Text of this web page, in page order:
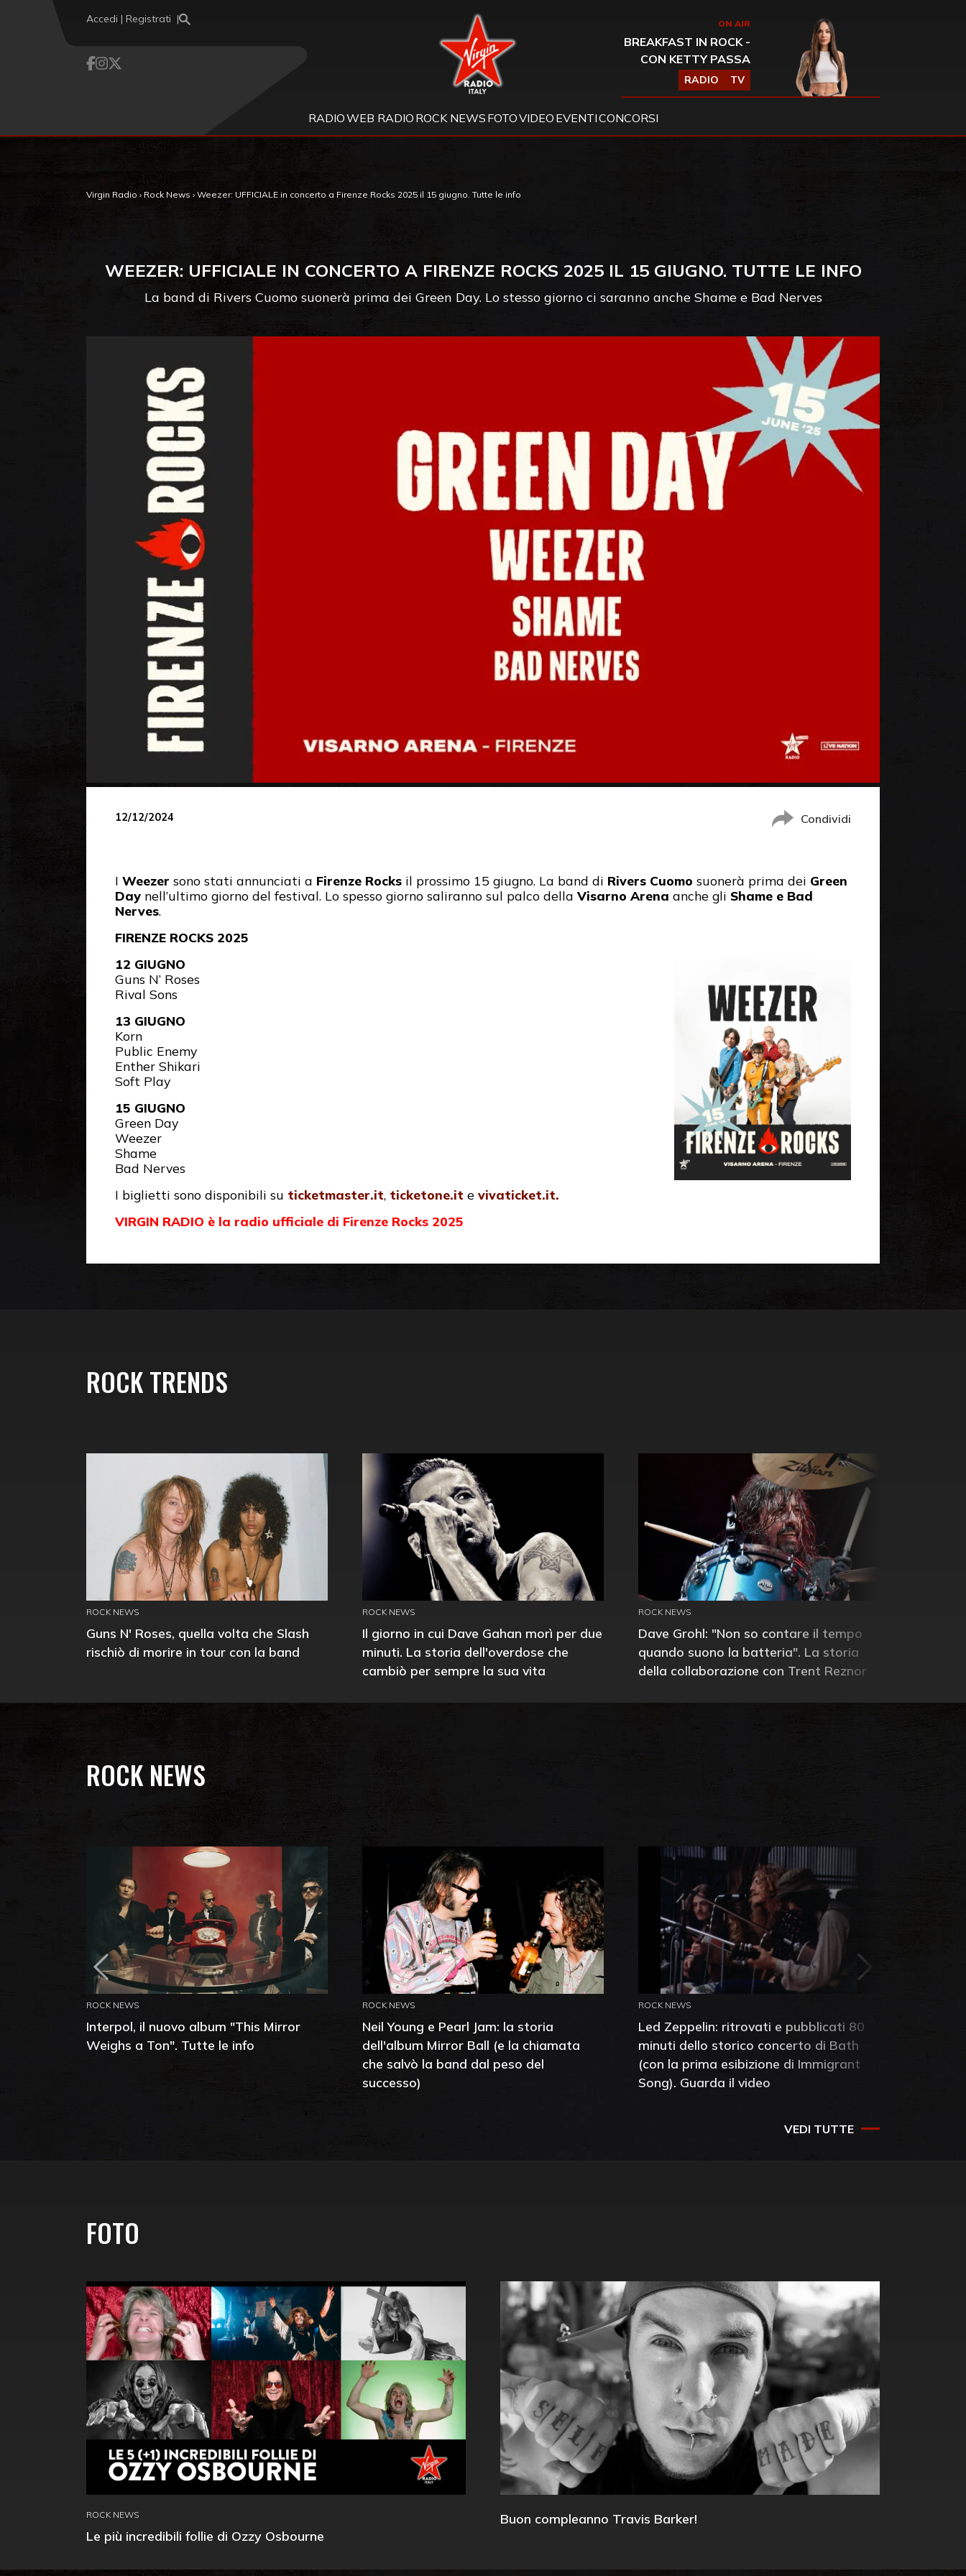
Accedi | Registrati Virgin Radio ON AIR
BREAKFAST IN ROCK -
CON KETTY PASSA
RADIO TV
RADIOWEB RADIO ROCK NEWS FOTOVIDEO EVENTICONCORSI
Virgin Radio › Rock News › Weezer: UFFICIALE in concerto a Firenze Rocks 2025 il 15 giugno. Tutte le info
WEEZER: UFFICIALE IN CONCERTO A FIRENZE ROCKS 2025 IL 15 GIUGNO. TUTTE LE INFO
La band di Rivers Cuomo suonerà prima dei Green Day. Lo stesso giorno ci saranno anche Shame e Bad Nerves
12/12/2024 Condividi
I Weezer sono stati annunciati a Firenze Rocks il prossimo 15 giugno. La band di Rivers Cuomo suonerà prima dei Green
Day nell’ultimo giorno del festival. Lo spesso giorno saliranno sul palco della Visarno Arena anche gli Shame e Bad
Nerves.
FIRENZE ROCKS 2025
12 GIUGNO
Guns N’ Roses
Rival Sons
13 GIUGNO
Korn
Public Enemy
Enther Shikari
Soft Play
15 GIUGNO
Green Day
Weezer
Shame
Bad Nerves
I biglietti sono disponibili su ticketmaster.it, ticketone.it e vivaticket.it.
VIRGIN RADIO è la radio ufficiale di Firenze Rocks 2025
ROCK TRENDS
ROCK NEWS
Guns N' Roses, quella volta che Slash
rischiò di morire in tour con la band
ROCK NEWS
Il giorno in cui Dave Gahan morì per due
minuti. La storia dell'overdose che
cambiò per sempre la sua vita
ROCK NEWS
Dave Grohl: "Non so contare il tempo
quando suono la batteria". La storia
della collaborazione con Trent Reznor
ROCK NEWS
ROCK NEWS
Interpol, il nuovo album "This Mirror
Weighs a Ton". Tutte le info
ROCK NEWS
Neil Young e Pearl Jam: la storia
dell'album Mirror Ball (e la chiamata
che salvò la band dal peso del
successo)
ROCK NEWS
Led Zeppelin: ritrovati e pubblicati 80
minuti dello storico concerto di Bath
(con la prima esibizione di Immigrant
Song). Guarda il video
VEDI TUTTE
FOTO
ROCK NEWS
Le più incredibili follie di Ozzy Osbourne
Buon compleanno Travis Barker!